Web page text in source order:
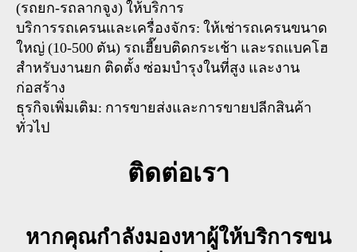
(รถยก-รถลากจูง) ให้บริการ
บริการรถเครนและเครื่องจักร: ให้เช่ารถเครนขนาด
ใหญ่ (10-500 ตัน) รถเฮี๊ยบติดกระเช้า และรถแบคโฮ
สำหรับงานยก ติดตั้ง ซ่อมบำรุงในที่สูง และงาน
ก่อสร้าง
ธุรกิจเพิ่มเติม: การขายส่งและการขายปลีกสินค้า
ทั่วไป
ติดต่อเรา
หากคุณกำลังมองหาผู้ให้บริการขน